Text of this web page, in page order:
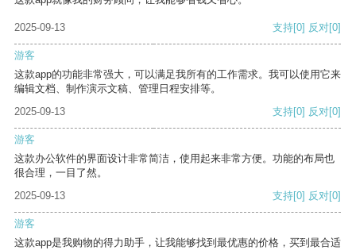
2025-09-13 支持[0] 反对[0]
游客
这款app的功能非常强大，可以满足我所有的工作需求。我可以使用它来
编辑文档、制作演示文稿、管理日程安排等。
2025-09-13
支持[0] 反对[0]
游客
这款办公软件的界面设计非常简洁，使用起来非常方便。功能的布局也
很合理，一目了然。
2025-09-13
支持[0] 反对[0]
游客
这款app是我购物的得力助手，让我能够找到最优惠的价格，买到最合适